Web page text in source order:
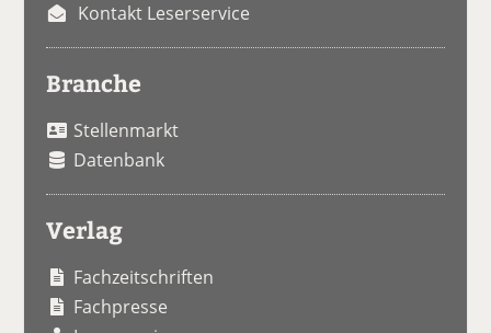
Kontakt Leserservice
Branche
Stellenmarkt
Datenbank
Verlag
Fachzeitschriften
Fachpresse